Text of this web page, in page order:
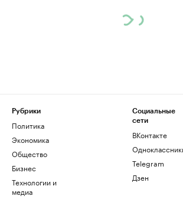
Рубрики
Политика
Экономика
Общество
Бизнес
Технологии и
медиа
Социальные
сети
ВКонтакте
Telegram
Дзен